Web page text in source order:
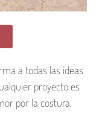
a todas las ideas
proyecto es
por la costura.